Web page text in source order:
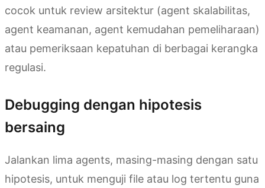
cocok untuk review arsitektur (agent skalabilitas,
agent keamanan, agent kemudahan pemeliharaan)
atau pemeriksaan kepatuhan di berbagai kerangka
regulasi.
Debugging dengan hipotesis
bersaing
Jalankan lima agents, masing-masing dengan satu
hipotesis, untuk menguji file atau log tertentu guna